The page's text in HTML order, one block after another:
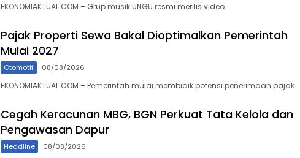
EKONOMIAKTUAL.COM – Grup musik UNGU resmi merilis video…
Pajak Properti Sewa Bakal Dioptimalkan Pemerintah
Mulai 2027
Otomotif 08/08/2026
EKONOMIAKTUAL.COM – Pemerintah mulai membidik potensi penerimaan pajak…
Cegah Keracunan MBG, BGN Perkuat Tata Kelola dan
Pengawasan Dapur
Headline 08/08/2026